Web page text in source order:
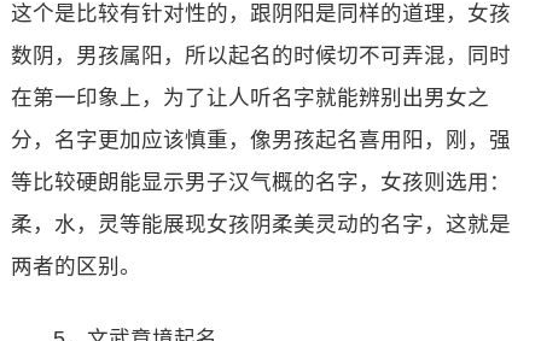
这个是比较有针对性的，跟阴阳是同样的道理，女孩
数阴，男孩属阳，所以起名的时候切不可弄混，同时
在第一印象上，为了让人听名字就能辨别出男女之
分，名字更加应该慎重，像男孩起名喜用阳，刚，强
等比较硬朗能显示男子汉气概的名字，女孩则选用：
柔，水，灵等能展现女孩阴柔美灵动的名字，这就是
两者的区别。